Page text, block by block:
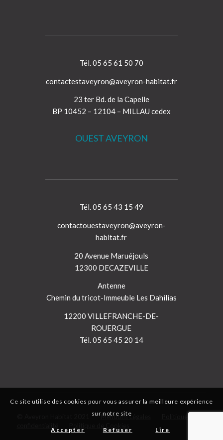
Tél. 05 65 61 50 70
contactestaveyron@aveyron-habitat.fr
23 ter Bd. de la Capelle
BP 10452 – 12104 – MILLAU cedex
OUEST AVEYRON
Tél. 05 65 43 15 49
contactouestaveyron@aveyron-
habitat.fr
20 Avenue Maruéjouls
12300 DECAZEVILLE
Antenne
Chemin du tricot-Immeuble Les Dahilias
12200 VILLEFRANCHE-DE-
ROUERGUE
Tél. 05 65 45 20 14
Mentions Légales
Ce site utilise des cookies pour vous assurer la meilleure expérience
sur notre site
Accepter Refuser Lire